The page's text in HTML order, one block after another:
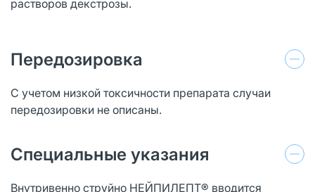
растворов декстрозы.
Передозировка
С учетом низкой токсичности препарата случаи
передозировки не описаны.
Специальные указания
Внутривенно струйно НЕЙПИЛЕПТ® вводится